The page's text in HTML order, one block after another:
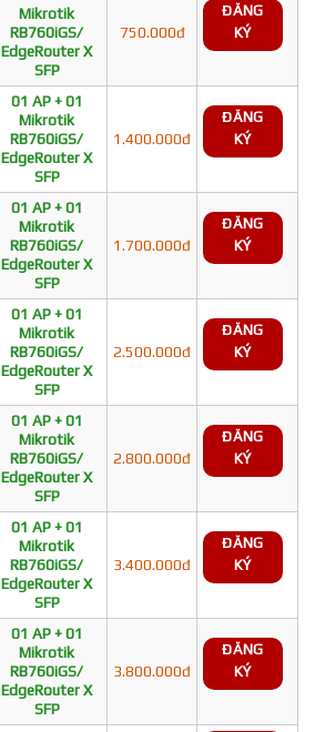
Mikrotik
RB760iGS/
EdgeRouter X
SFP
750.000đ
ĐĂNG
KÝ
01 AP + 01
Mikrotik
RB760iGS/
EdgeRouter X
SFP
1.400.000đ
ĐĂNG
KÝ
01 AP + 01
Mikrotik
RB760iGS/
EdgeRouter X
SFP
1.700.000đ
ĐĂNG
KÝ
01 AP + 01
Mikrotik
RB760iGS/
EdgeRouter X
SFP
2.500.000đ
ĐĂNG
KÝ
01 AP + 01
Mikrotik
RB760iGS/
EdgeRouter X
SFP
2.800.000đ
ĐĂNG
KÝ
01 AP + 01
Mikrotik
RB760iGS/
EdgeRouter X
SFP
3.400.000đ
ĐĂNG
KÝ
01 AP + 01
Mikrotik
RB760iGS/
EdgeRouter X
SFP
3.800.000đ
ĐĂNG
KÝ